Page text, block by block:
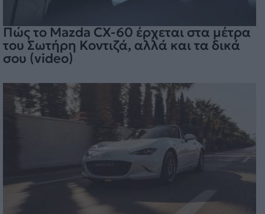
Πώς το Mazda CX-60 έρχεται στα μέτρα
του Σωτήρη Κοντιζά, αλλά και τα δικά
σου (video)